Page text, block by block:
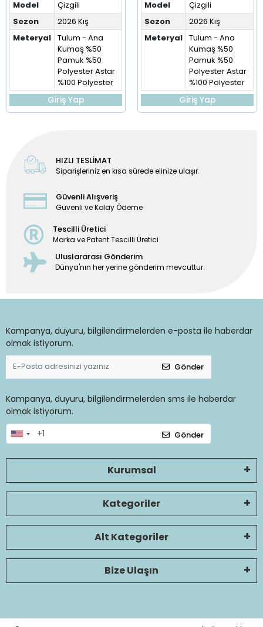
Model
Çizgili
Sezon
2026 Kış
Meteryal Tulum - Ana
Kumaş %50
Pamuk %50
Polyester Astar
%100 Polyester
Giriş Yap
Model
Çizgili
Sezon
2026 Kış
Meteryal Tulum - Ana
Kumaş %50
Pamuk %50
Polyester Astar
%100 Polyester
Giriş Yap
HIZLI TESLİMAT
Siparişleriniz en kısa sürede elinize ulaşır.
Güvenli Alışveriş
Güvenli ve Kolay Ödeme
Tescilli Üretici
Marka ve Patent Tescilli Üretici
Uluslararası Gönderim
Dünya'nın her yerine gönderim mevcuttur.
Kampanya, duyuru, bilgilendirmelerden e-posta ile haberdar
olmak istiyorum.
Gönder
Kampanya, duyuru, bilgilendirmelerden sms ile haberdar
olmak istiyorum.
Gönder
Kurumsal
Kategoriler
Alt Kategoriler
Bize Ulaşın